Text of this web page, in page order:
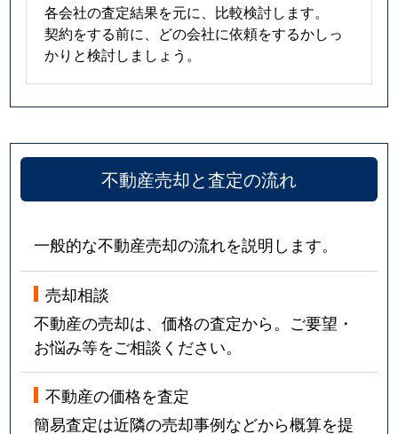
各会社の査定結果を元に、比較検討します。
契約をする前に、どの会社に依頼をするかしっ
かりと検討しましょう。
不動産売却と査定の流れ
一般的な不動産売却の流れを説明します。
売却相談
不動産の売却は、価格の査定から。ご要望・
お悩み等をご相談ください。
不動産の価格を査定
簡易査定は近隣の売却事例などから概算を提